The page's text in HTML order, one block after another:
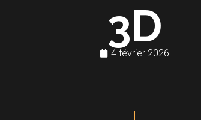
3D
4 février 2026